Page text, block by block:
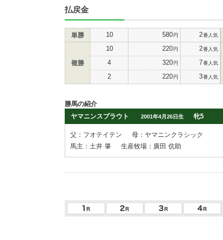
払戻金
単勝 10 580円 2番人気
複勝
10 220円 2番人気
4 320円 7番人気
2 220円 3番人気
勝馬の紹介
ヤマニンスプラウト
2001年4月26日生 牝5
父：フオテイテン
母：ヤマニンクラシック
馬主：土井 肇
生産牧場：廣田 伉助